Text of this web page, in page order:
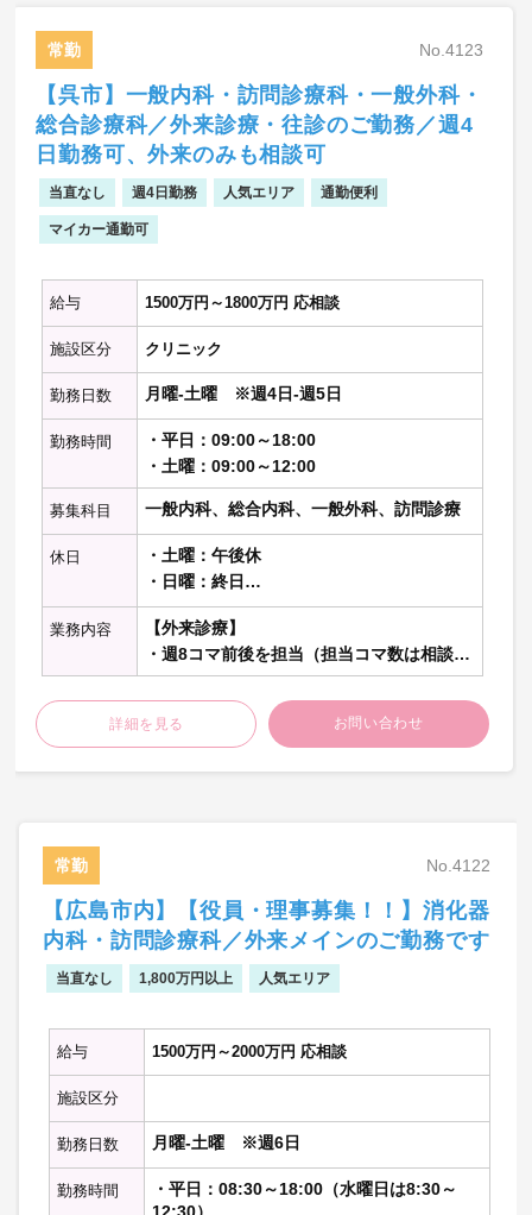
・病棟管理
急変時対応
・救急対応
救急車・時間外外来の対応
※記載の件数等は目安の数字です
※敷地内禁煙
常勤 No.4123
【呉市】一般内科・訪問診療科・一般外科・
総合診療科／外来診療・往診のご勤務／週4
日勤務可、外来のみも相談可
当直なし 週4日勤務 人気エリア 通勤便利
マイカー通勤可
給与 1500万円～1800万円 応相談
施設区分 クリニック
勤務日数 月曜-土曜 ※週4日-週5日
勤務時間
・平日：09:00～18:00
・土曜：09:00～12:00
募集科目 一般内科、総合内科、一般外科、訪問診療
休日
・土曜：午後休
・日曜：終日
・祝日：終日
業務内容
【外来診療】
・週8コマ前後を担当（担当コマ数は相談に
より決定）
・対象：プライマリ、高齢者疾患（内科
系・整形外科系）
【在宅診療（個人宅）】
・その他
・時間外のオンコール対応
【勤務内容の補足】
・午前診： 9:00 ～ 12:00 （1診体
制） ※木曜は休診
・施設が6割、個人宅が4割程度の担当に
なります。（割合相談可）
詳細を見る お問い合わせ
常勤 No.4122
【広島市内】【役員・理事募集！！】消化器
内科・訪問診療科／外来メインのご勤務です
当直なし 1,800万円以上 人気エリア
給与 1500万円～2000万円 応相談
施設区分
勤務日数 月曜-土曜 ※週6日
勤務時間
・平日：08:30～18:00（水曜日は8:30～